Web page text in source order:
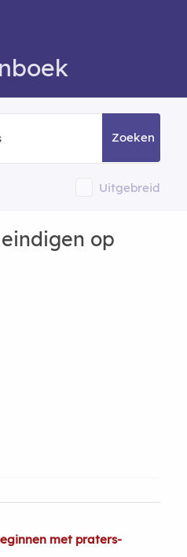
Zoeken
Uitgebreid
op
met praters-